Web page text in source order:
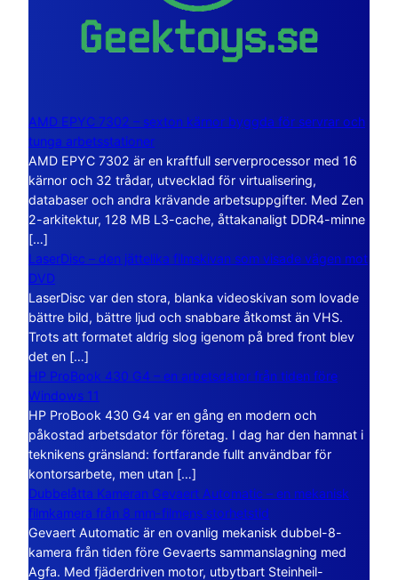
AMD EPYC 7302 – sexton kärnor byggda för servrar och
tunga arbetsstationer
AMD EPYC 7302 är en kraftfull serverprocessor med 16
kärnor och 32 trådar, utvecklad för virtualisering,
databaser och andra krävande arbetsuppgifter. Med Zen
2-arkitektur, 128 MB L3-cache, åttakanaligt DDR4-minne
[…]
LaserDisc – den jättelika filmskivan som visade vägen mot
DVD
LaserDisc var den stora, blanka videoskivan som lovade
bättre bild, bättre ljud och snabbare åtkomst än VHS.
Trots att formatet aldrig slog igenom på bred front blev
det en […]
HP ProBook 430 G4 – en arbetsdator från tiden före
Windows 11
HP ProBook 430 G4 var en gång en modern och
påkostad arbetsdator för företag. I dag har den hamnat i
teknikens gränsland: fortfarande fullt användbar för
kontorsarbete, men utan […]
Dubbelåtta Kameran Gevaert Automatic – en mekanisk
filmkamera från 8 mm-filmens storhetstid
Gevaert Automatic är en ovanlig mekanisk dubbel-8-
kamera från tiden före Gevaerts sammanslagning med
Agfa. Med fjäderdriven motor, utbytbart Steinheil-